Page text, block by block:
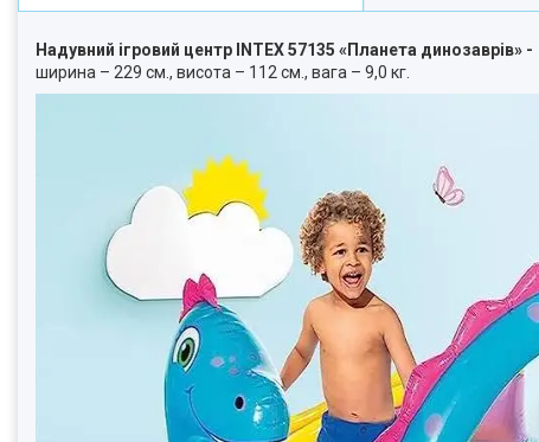
Надувний ігровий центр INTEX 57135 «Планета динозаврів» -
ширина – 229 см., висота – 112 см., вага – 9,0 кг.